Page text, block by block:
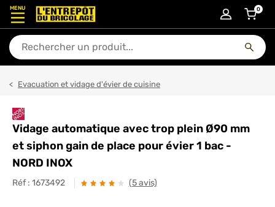
MENU
En quoi puis-je vous aider ?
0article
Evacuation et vidage d'évier de cuisine
Vidage automatique avec trop plein Ø90 mm
et siphon gain de place pour évier 1 bac -
NORD INOX
Réf : 1673492 (5 avis)